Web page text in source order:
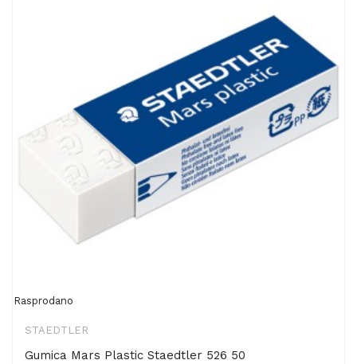
Rasprodano
STAEDTLER
Gumica Mars Plastic Staedtler 526 50